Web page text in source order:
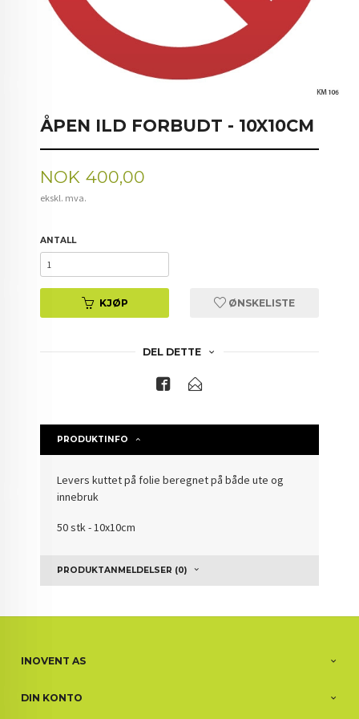
ÅPEN ILD FORBUDT - 10X10CM
Pris
NOK 400,00
ekskl. mva.
ANTALL
KJØP ØNSKELISTE
DEL DETTE
PRODUKTINFO
Levers kuttet på folie beregnet på både ute og
innebruk
50 stk - 10x10cm
PRODUKTANMELDELSER (0)
INOVENT AS
DIN KONTO